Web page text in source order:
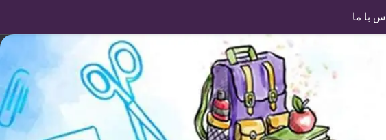
با ما